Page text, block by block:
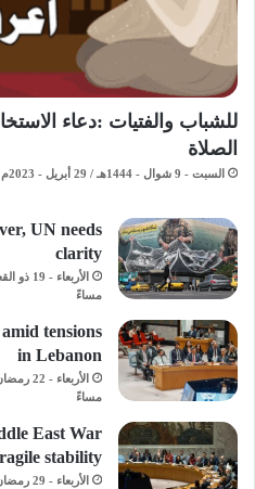
للشباب والفتيات :دعاء
الصلاة
السبت - 9 شوال - 1444هـ / 29 أبريل - 2023م / 8:02 مساءً
UN needs
clarity
مساءً
tensions
in Lebanon
مساءً
East War
stability